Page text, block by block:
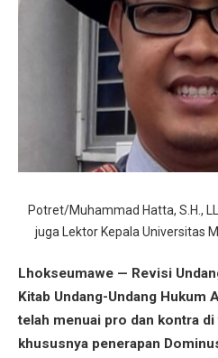
Potret/Muhammad Hatta, S.H.,
juga Lektor Kepala Universitas
Lhokseumawe — Revisi
Kitab Undang-Undang Hukum
telah menuai pro dan kontra
khususnya penerapan